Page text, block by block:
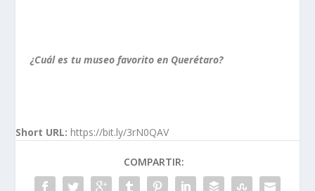
¿Cuál es tu museo favorito en Querétaro?
Short URL: https://bit.ly/3rN0QAV
COMPARTIR: